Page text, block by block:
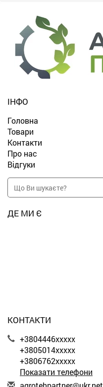
ІНФО
Головна
Товари
Контакти
Про нас
Відгуки
ДЕ МИ Є
КОНТАКТИ
+3804446xxxxx
+3805014xxxxx
+3806762xxxxx
Показати телефони